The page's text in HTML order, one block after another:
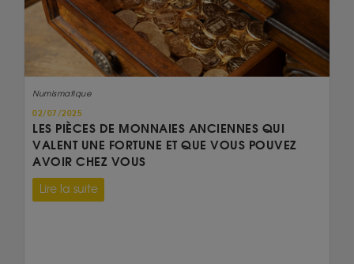
Numismatique
02/07/2025
LES PIÈCES DE MONNAIES ANCIENNES QUI
VALENT UNE FORTUNE ET QUE VOUS POUVEZ
AVOIR CHEZ VOUS
Lire la suite